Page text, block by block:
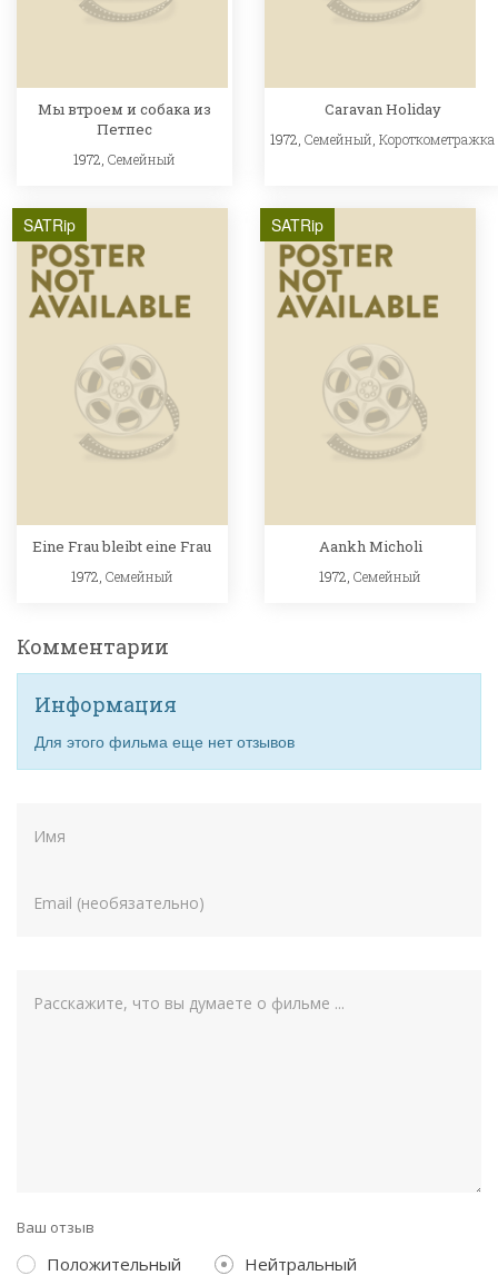
Мы втроем и собака из
Петпес
1972, Семейный
Caravan Holiday
1972,Семейный ,Короткометражка
SATRip
Eine Frau bleibt eine Frau
1972, Семейный
SATRip
Aankh Micholi
1972,Семейный
Комментарии
Информация
Для этого фильма еще нет отзывов
Ваш отзыв
Положительный
Нейтральный